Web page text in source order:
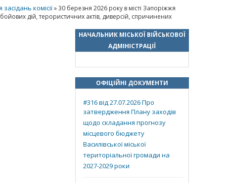
комісії» 30 березня 2026 року в місті Запоріжжя
дій, терористичних актів, диверсій, спричинених
НАЧАЛЬНИК МІСЬКОЇ ВІЙСЬКОВОЇ
АДМІНІСТРАЦІЇ
ОФІЦІЙНІ ДОКУМЕНТИ
#316 від 27.07.2026 Про
затвердження Плану заходів
щодо складання прогнозу
місцевого бюджету
Василівської міської
територіальної громади на
2027-2029 роки